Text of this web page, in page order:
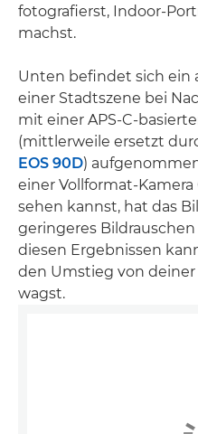
fotografierst, Indoor-
machst.
Unten befindet sich ein
einer Stadtszene bei
mit einer APS-C-
(mittlerweile ersetzt
EOS 90D)
einer Vollformat-Kamera
sehen kannst, hat das
geringeres
diesen Ergebnissen
den Umstieg von deiner
wagst.